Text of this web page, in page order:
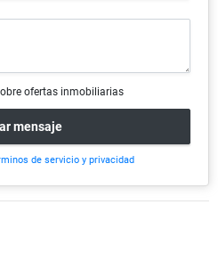
ofertas inmobiliarias
mensaje
de servicio y privacidad